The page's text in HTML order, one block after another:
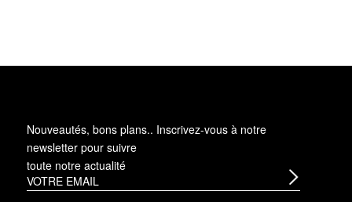
Nouveautés, bons plans.. Inscrivez-vous à notre
newsletter pour suivre
toute notre actualité